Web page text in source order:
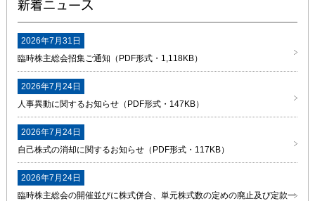
2026年7月31日
臨時株主総会招集ご通知（PDF形式・1,118KB）
2026年7月24日
人事異動に関するお知らせ（PDF形式・147KB）
2026年7月24日
自己株式の消却に関するお知らせ（PDF形式・117KB）
2026年7月24日
臨時株主総会の開催並びに株式併合、単元株式数の定めの廃止及び定款一